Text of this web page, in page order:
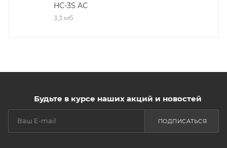
НС-3S АС
3,3 мб
Будьте в курсе наших акций и новостей
ПОДПИСАТЬСЯ